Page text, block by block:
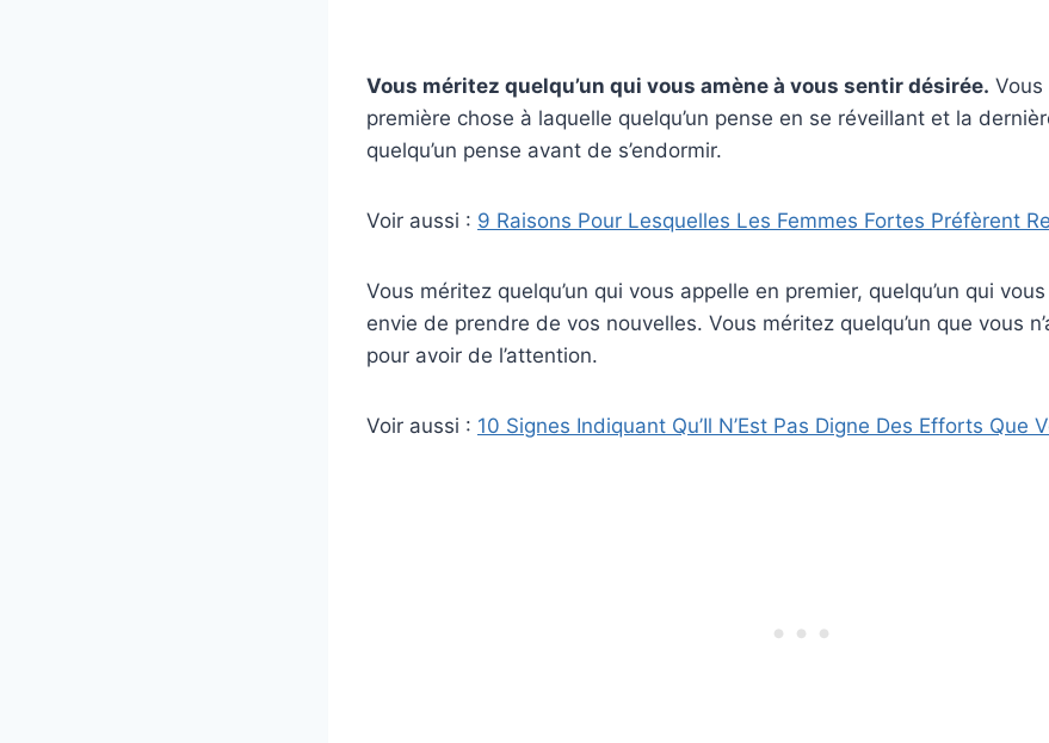
Vous méritez quelqu’un qui vous amène à vous sentir désirée. Vous
première chose à laquelle quelqu’un pense en se réveillant et la
quelqu’un pense avant de s’endormir.
Voir aussi : 9 Raisons Pour Lesquelles Les Femmes Fortes Préfèrent
Vous méritez quelqu’un qui vous appelle en premier, quelqu’un qui
envie de prendre de vos nouvelles. Vous méritez quelqu’un que vous
pour avoir de l’attention.
Voir aussi : 10 Signes Indiquant Qu’Il N’Est Pas Digne Des Efforts Que